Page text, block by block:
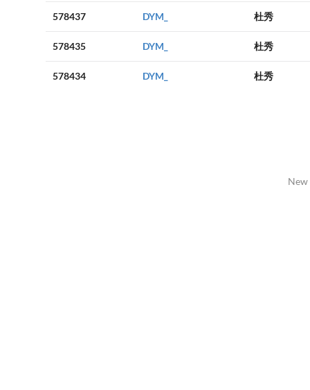
578437 DYM_ 杜秀
578435 DYM_ 杜秀
578434 DYM_ 杜秀